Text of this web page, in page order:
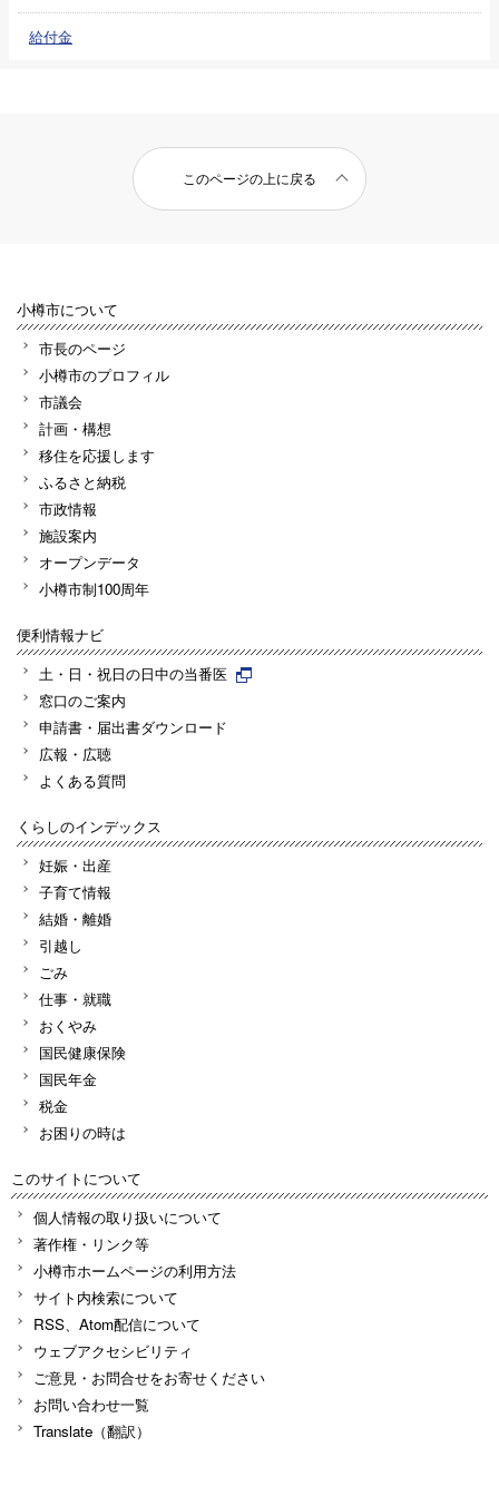
給付金
このページの上に戻る
小樽市について
市長のページ
小樽市のプロフィル
市議会
計画・構想
移住を応援します
ふるさと納税
市政情報
施設案内
オープンデータ
小樽市制100周年
便利情報ナビ
土・日・祝日の日中の当番医
窓口のご案内
申請書・届出書ダウンロード
広報・広聴
よくある質問
くらしのインデックス
妊娠・出産
子育て情報
結婚・離婚
引越し
ごみ
仕事・就職
おくやみ
国民健康保険
国民年金
税金
お困りの時は
このサイトについて
個人情報の取り扱いについて
著作権・リンク等
小樽市ホームページの利用方法
サイト内検索について
RSS、Atom配信について
ウェブアクセシビリティ
ご意見・お問合せをお寄せください
お問い合わせ一覧
Translate（翻訳）